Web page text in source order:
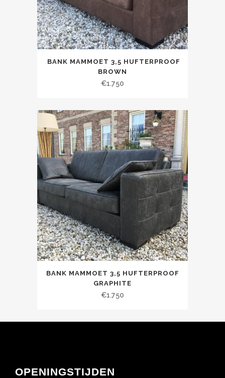
BANK MAMMOET 3,5 HUFTERPROOF
BROWN
€1.750
BANK MAMMOET 3,5 HUFTERPROOF
GRAPHITE
€1.750
OPENINGSTIJDEN